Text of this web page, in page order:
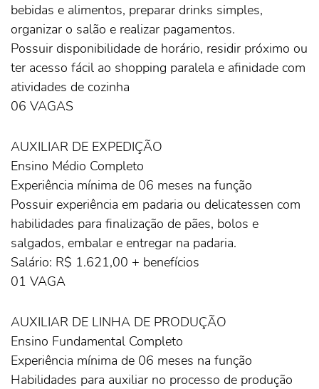
bebidas e alimentos, preparar drinks simples,
organizar o salão e realizar pagamentos.
Possuir disponibilidade de horário, residir próximo ou
ter acesso fácil ao shopping paralela e afinidade com
atividades de cozinha
06 VAGAS
AUXILIAR DE EXPEDIÇÃO
Ensino Médio Completo
Experiência mínima de 06 meses na função
Possuir experiência em padaria ou delicatessen com
habilidades para finalização de pães, bolos e
salgados, embalar e entregar na padaria.
Salário: R$ 1.621,00 + benefícios
01 VAGA
AUXILIAR DE LINHA DE PRODUÇÃO
Ensino Fundamental Completo
Experiência mínima de 06 meses na função
Habilidades para auxiliar no processo de produção